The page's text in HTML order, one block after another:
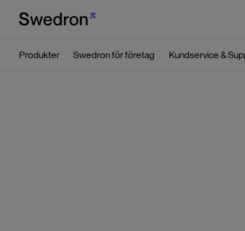
Produkter Swedron för företag Kundservice &